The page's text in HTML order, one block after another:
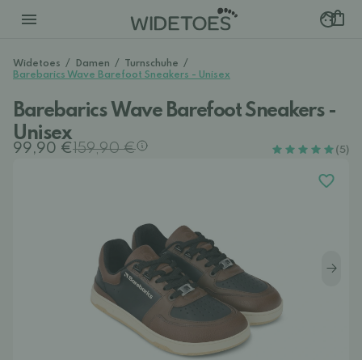
Widetoes / Damen / Turnschuhe /
Barebarics Wave Barefoot Sneakers - Unisex
Barebarics Wave Barefoot Sneakers -
Unisex
99,90 €159,90 € (5)